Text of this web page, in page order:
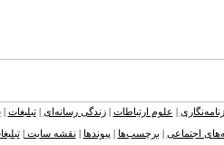
علوم ارتباطات |زندگی رسانه‌ای |تبلیغات
اجتماعی برچسب‌ها پیوندها نقشه ‌سایت